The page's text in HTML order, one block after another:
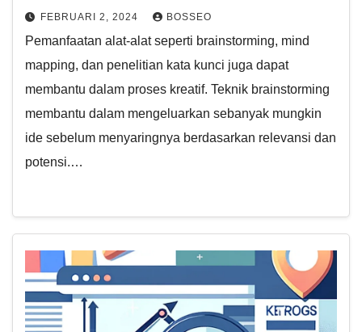
FEBRUARI 2, 2024 BOSSEO
Pemanfaatan alat-alat seperti brainstorming, mind
mapping, dan penelitian kata kunci juga dapat
membantu dalam proses kreatif. Teknik brainstorming
membantu dalam mengeluarkan sebanyak mungkin
ide sebelum menyaringnya berdasarkan relevansi dan
potensi.…